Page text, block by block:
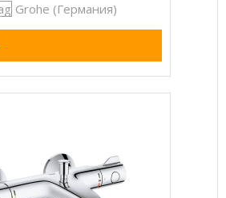
Grohe (Германия)